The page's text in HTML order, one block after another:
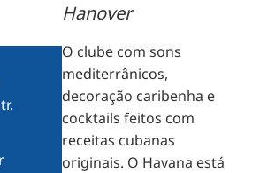
Hanover
O clube com sons
mediterrânicos,
decoração caribenha e
cocktails feitos com
receitas cubanas
originais. O Havana está